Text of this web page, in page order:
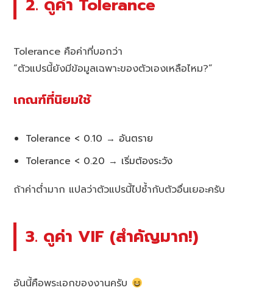
Tolerance คือค่าที่บอกว่า
“ตัวแปรนี้ยังมีข้อมูลเฉพาะของตัวเองเหลือไหม?”
เกณฑ์ที่นิยมใช้
Tolerance < 0.10 → อันตราย
Tolerance < 0.20 → เริ่มต้องระวัง
ถ้าค่าต่ำมาก แปลว่าตัวแปรนี้ไปซ้ำกับตัวอื่นเยอะครับ
3. ดูค่า VIF (สำคัญมาก!)
อันนี้คือพระเอกของงานครับ